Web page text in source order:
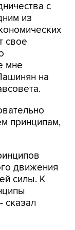
с
из
свое
мне
на
принципам,
движения
силы. К
сказал